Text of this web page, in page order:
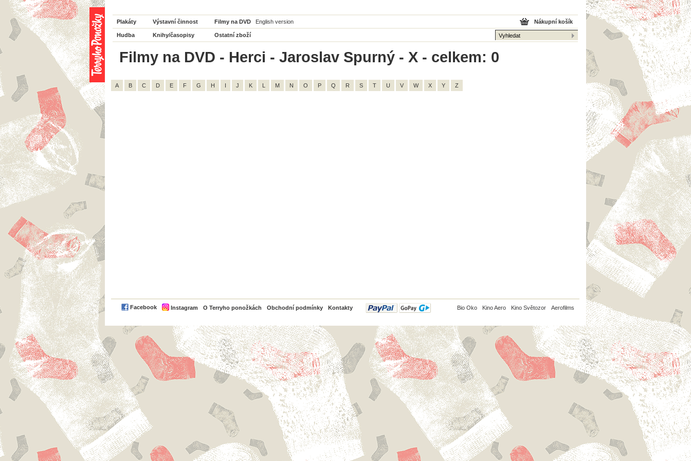
Plakáty Výstavní činnost Filmy na DVD English version
Hudba Knihy/časopisy Ostatní zboží
Nákupní košík
Filmy na DVD - Herci - Jaroslav Spurný - X - celkem: 0
A B C D E F G H I J K L M N O P Q R S T U V W X Y Z
Facebook Instagram O Terryho ponožkách Obchodní podmínky Kontakty
PayPal Bio Oko Kino Aero Kino Světozor Aerofilms